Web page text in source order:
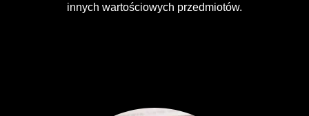
innych wartościowych przedmiotów.